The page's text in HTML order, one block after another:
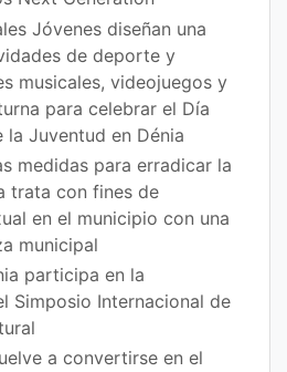
Jóvenes diseñan una
de deporte y
musicales, videojuegos y
para celebrar el Día
la Juventud en Dénia
medidas para erradicar la
trata con fines de
en el municipio con una
municipal
participa en la
Simposio Internacional de
a convertirse en el